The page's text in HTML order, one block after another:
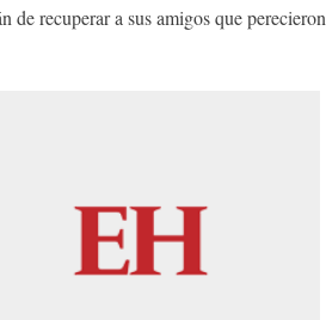
recuperar a sus amigos que perecieron